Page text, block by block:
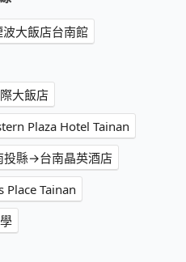
大飯店台南館
大飯店
Plaza Hotel Tainan
投縣→台南晶英酒店
Tainan